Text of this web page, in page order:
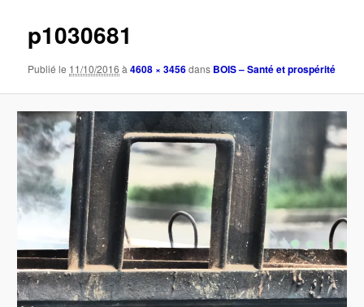
p1030681
Publié le 11/10/2016 à4608 × 3456dans BOIS – Santé et prospérité